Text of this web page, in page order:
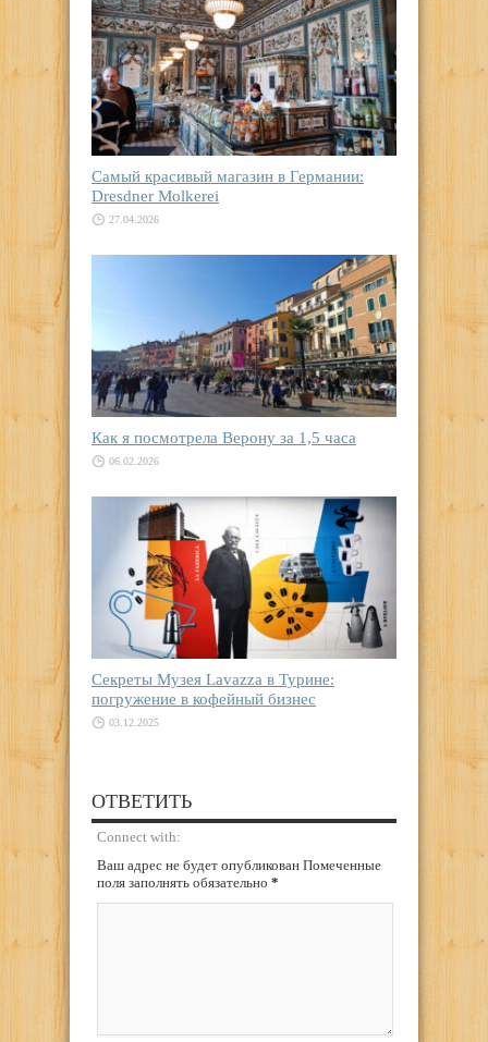
Самый красивый магазин в Германии:
Dresdner Molkerei
27.04.2026
Как я посмотрела Верону за 1,5 часа
06.02.2026
Секреты Музея Lavazza в Турине:
погружение в кофейный бизнес
03.12.2025
ОТВЕТИТЬ
Connect with:
Ваш адрес не будет опубликован Помеченные
поля заполнять обязательно *